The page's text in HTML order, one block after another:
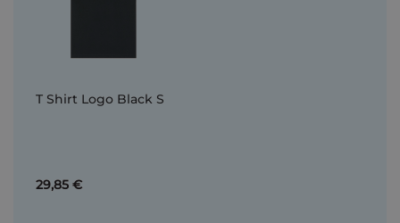
T Shirt Logo Black S
29,85 €